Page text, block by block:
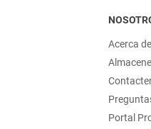
Acerca
Portal